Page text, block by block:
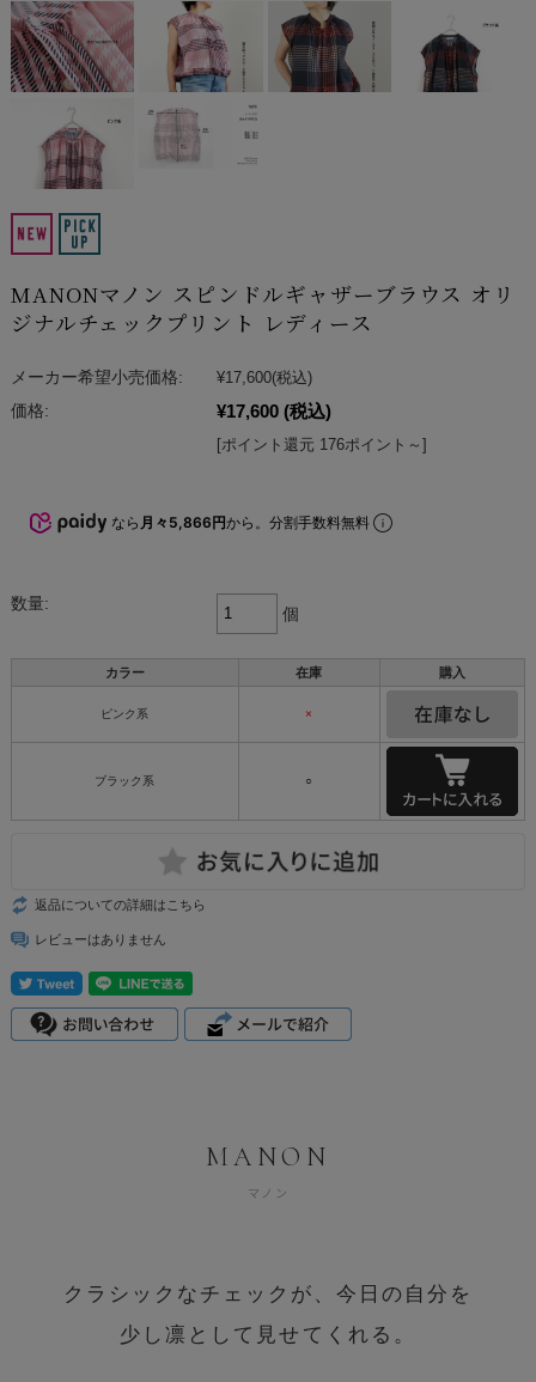
MANONマノン スピンドルギャザーブラウス オリ
ジナルチェックプリント レディース
メーカー希望小売価格: ¥17,600(税込)
価格:
¥17,600 (税込)
[ポイント還元 176ポイント～]
なら 月々5,866円から。分割手数料無料
数量:
個
カラー 在庫 購入
ピンク系 ×
ブラック系 ○
返品についての詳細はこちら
レビューはありません
MANON
マノン
クラシックなチェックが、今日の自分を
少し凛として見せてくれる。